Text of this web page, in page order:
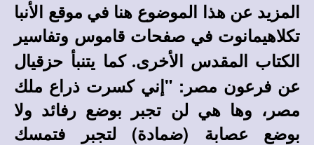
المزيد عن هذا الموضوع هنا في موقع الأنبا
تكلاهيمانوت في صفحات قاموس وتفاسير
الكتاب المقدس الأخرى. كما يتنبأ حزقيال
عن فرعون مصر: "إني كسرت ذراع ملك
مصر، وها هي لن تجبر بوضع رفائد ولا
بوضع عصابة (ضمادة) لتجبر فتمسك